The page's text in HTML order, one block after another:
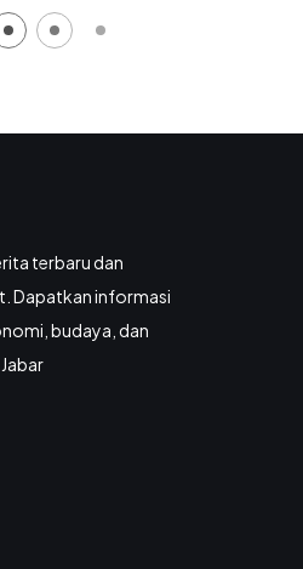
terbaru dan
Dapatkan informasi
budaya, dan